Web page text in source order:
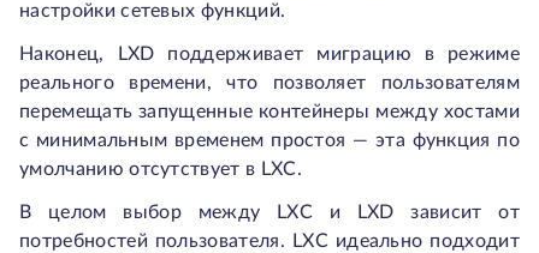
настройки сетевых функций.
Наконец, LXD поддерживает миграцию в режиме
реального времени, что позволяет пользователям
перемещать запущенные контейнеры между хостами
с минимальным временем простоя — эта функция по
умолчанию отсутствует в LXC.
В целом выбор между LXC и LXD зависит от
потребностей пользователя. LXC идеально подходит